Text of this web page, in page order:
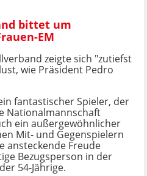
bittet um
EM
zeigte sich "zutiefst
wie Präsident Pedro
fantastischer Spieler, der
Nationalmannschaft
ein außergewöhnlicher
Mit- und Gegenspielern
ansteckende Freude
Bezugsperson in der
54-Jährige.